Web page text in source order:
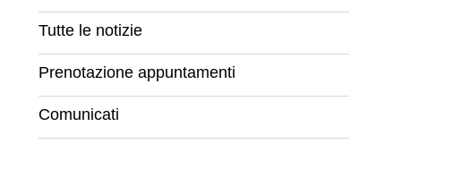
Tutte le notizie
Prenotazione appuntamenti
Comunicati